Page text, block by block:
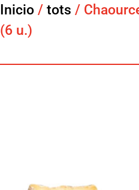
Inicio / tots /
(6 u.)